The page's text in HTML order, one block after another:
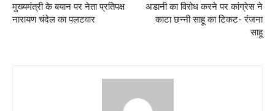
मुख्यमंत्री के बयान पर नेता प्रतिपक्ष
नारायण चंदेल का पलटवार
अडानी का विरोध करने पर कांग्रेस ने
काटा छन्नी साहू का टिकट- रंजना
साहू